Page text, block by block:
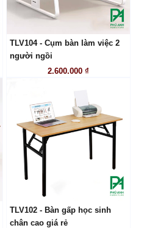
LIÊN HỆ
TLV104 - Cụm bàn làm việc 2
người ngồi
2.600.000 ₫
LIÊN HỆ
TLV102 - Bàn gấp học sinh
chân cao giá rẻ